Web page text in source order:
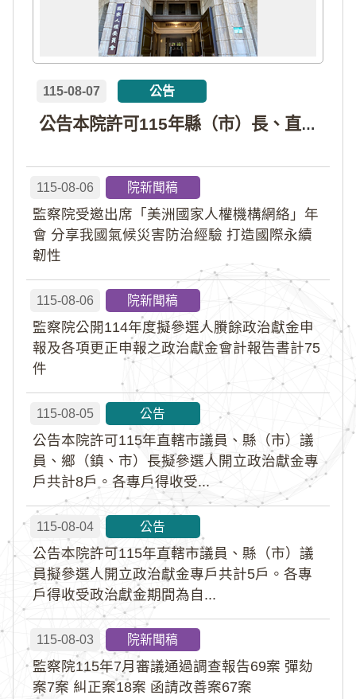
公告本院許可115年縣（市）長、直轄市議員、縣（市）議員擬參選人開立政治獻金專戶共計4戶。各專戶得收受政治獻金期間為自專戶許可設立日起至115年11月27日止，專戶名冊詳如附件。
115-08-07 公告
115-08-06 院新聞稿
監察院受邀出席「美洲國家人權機構網絡」年
會 分享我國氣候災害防治經驗 打造國際永續
韌性
115-08-06 院新聞稿
監察院公開114年度擬參選人賸餘政治獻金申
報及各項更正申報之政治獻金會計報告書計75
件
115-08-05 公告
公告本院許可115年直轄市議員、縣（市）議
員、鄉（鎮、市）長擬參選人開立政治獻金專
戶共計8戶。各專戶得收受...
115-08-04 公告
公告本院許可115年直轄市議員、縣（市）議
員擬參選人開立政治獻金專戶共計5戶。各專
戶得收受政治獻金期間為自...
115-08-03 院新聞稿
監察院115年7月審議通過調查報告69案 彈劾
案7案 糾正案18案 函請改善案67案